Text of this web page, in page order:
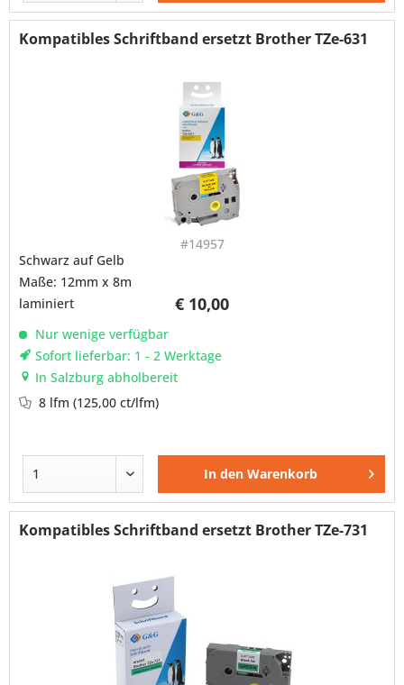
Kompatibles Schriftband ersetzt Brother TZe-631
#14957
€ 10,00
Schwarz auf Gelb
Maße: 12mm x 8m
laminiert
Nur wenige verfügbar
Sofort lieferbar: 1 - 2 Werktage
In Salzburg abholbereit
8 lfm(125,00 ct/lfm)
In den Warenkorb
Kompatibles Schriftband ersetzt Brother TZe-731